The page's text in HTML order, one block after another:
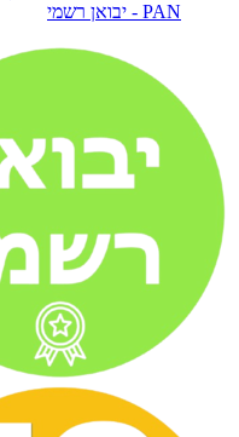
PAN - יבואן רשמי